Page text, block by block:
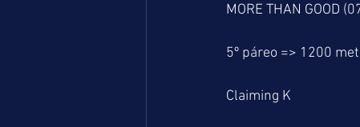
MORE THAN GOOD
5º páreo => 1200
Claiming K